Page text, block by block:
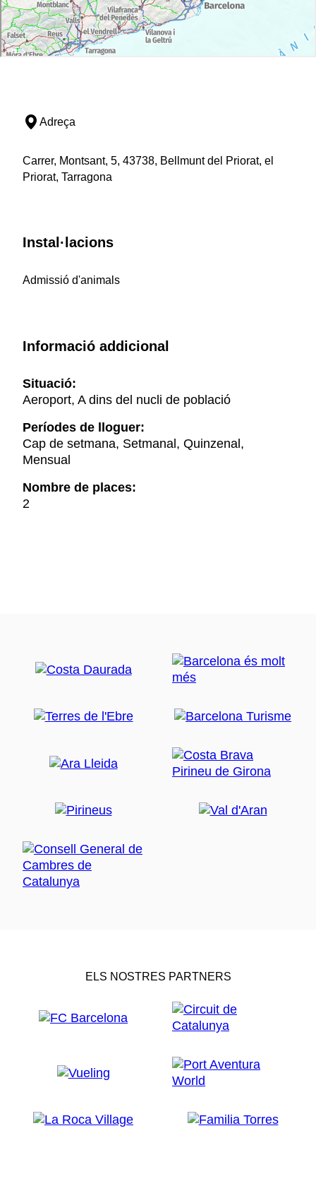
Adreça
Carrer, Montsant, 5, 43738, Bellmunt del Priorat, el
Priorat, Tarragona
Instal·lacions
Admissió d'animals
Informació addicional
Situació:
Aeroport, A dins del nucli de població
Períodes de lloguer:
Cap de setmana, Setmanal, Quinzenal,
Mensual
Nombre de places:
2
ELS NOSTRES PARTNERS